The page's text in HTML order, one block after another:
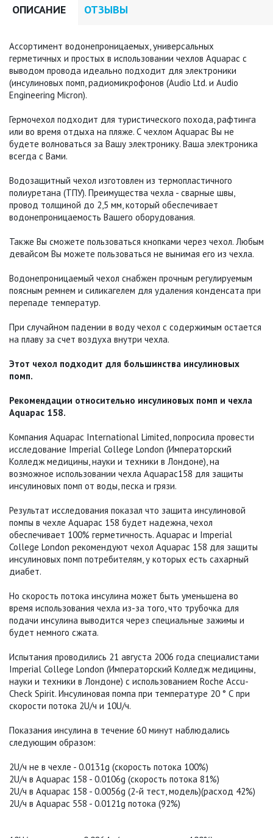
ОПИСАНИЕ ОТЗЫВЫ
Ассортимент водонепроницаемых, универсальных
герметичных и простых в использовании чехлов Aquapac с
выводом провода идеально подходит для электроники
(инсулиновых помп, радиомикрофонов (Audio Ltd. и Audio
Engineering Micron).
Гермочехол подходит для туристического похода, рафтинга
или во время отдыха на пляже. С чехлом Aquapac Вы не
будете волноваться за Вашу электронику. Ваша электроника
всегда с Вами.
Водозащитный чехол изготовлен из термопластичного
полиуретана (ТПУ). Преимущества чехла - сварные швы,
провод толщиной до 2,5 мм, который обеспечивает
водонепроницаемость Вашего оборудования.
Также Вы сможете пользоваться кнопками через чехол. Любым
девайсом Вы можете пользоваться не вынимая его из чехла.
Водонепроницаемый чехол снабжен прочным регулируемым
поясным ремнем и силикагелем для удаления конденсата при
перепаде температур.
При случайном падении в воду чехол с содержимым остается
на плаву за счет воздуха внутри чехла.
Этот чехол подходит для большинства инсулиновых
помп.
Рекомендации относительно инсулиновых помп и чехла
Aquapaс 158.
Компания Aquapac International Limited, попросила провести
исследование Imperial College London (Императорский
Колледж медицины, науки и техники в Лондоне), на
возможное использовании чехла Aquapac158 для защиты
инсулиновых помп от воды, песка и грязи.
Результат исследования показал что защита инсулиновой
помпы в чехле Aquapac 158 будет надежна, чехол
обеспечивает 100% герметичность. Aquapac и Imperial
College London рекомендуют чехол Aquapac 158 для защиты
инсулиновых помп потребителям, у которых есть сахарный
диабет.
Но скорость потока инсулина может быть уменьшена во
время использования чехла из-за того, что трубочка для
подачи инсулина выводится через специальные зажимы и
будет немного сжата.
Испытания проводились 21 августа 2006 года специалистами
Imperial College London (Императорский Колледж медицины,
науки и техники в Лондоне) с использованием Roche Accu-
Check Spirit. Инсулиновая помпа при температуре 20 ° С при
скорости потока 2U/ч и 10U/ч.
Показания инсулина в течение 60 минут наблюдались
следующим образом:
2U/ч не в чехле - 0.0131g (скорость потока 100%)
2U/ч в Aquapac 158 - 0.0106g (скорость потока 81%)
2U/ч в Aquapac 158 - 0.0056g (2-й тест, модель)(расход 42%)
2U/ч в Aquapac 558 - 0.0121g потока (92%)